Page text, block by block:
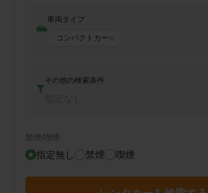
車両タイプ
コンパクトカー
その他の検索条件
禁煙/喫煙
指定無し 禁煙 喫煙